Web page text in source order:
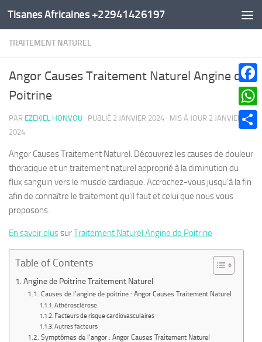
Au dessous du contenu
Tisanes Africaines +22941426197
TRAITEMENT NATUREL
Angor Causes Traitement Naturel Angine de
Poitrine
PAR EZEKIEL HONVOU · PUBLIÉ 2 JANVIER 2024 · MIS À JOUR 2 JANVIER
2024
Angor Causes Traitement Naturel. Découvrez les causes de douleur
thoracique et un traitement naturel approprié à la diminution du
flux sanguin vers le muscle cardiaque. Accrochez-vous jusqu’à la fin
afin de connaître le traitement qu’il faut et celui que nous vous
proposons.
En savoir plussurTraitement Naturel Angine de Poitrine
Table of Contents
Angine de Poitrine Traitement Naturel
Causes de l’angine de poitrine : Angor Causes Traitement Naturel
Athérosclérose
Facteurs de risque cardiovasculaires
Autres facteurs
Symptômes de l’angor : Angor Causes Traitement Naturel